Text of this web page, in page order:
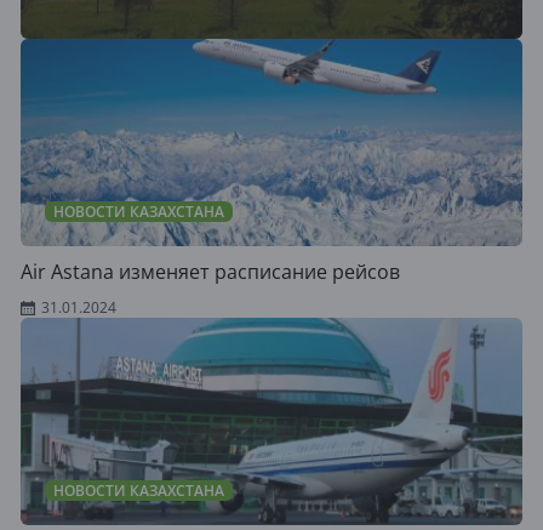
НОВОСТИ КАЗАХСТАНА
Air Astana изменяет расписание рейсов
31.01.2024
НОВОСТИ КАЗАХСТАНА